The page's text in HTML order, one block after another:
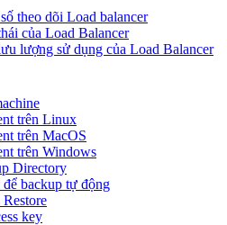
theo dõi Load balancer
của Load Balancer
lượng sử dụng của Load Balancer
trên Linux
trên MacOS
trên Windows
Directory
backup tự động
key